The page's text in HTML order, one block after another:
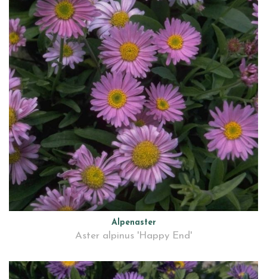
Alpenaster
Aster alpinus 'Happy End'